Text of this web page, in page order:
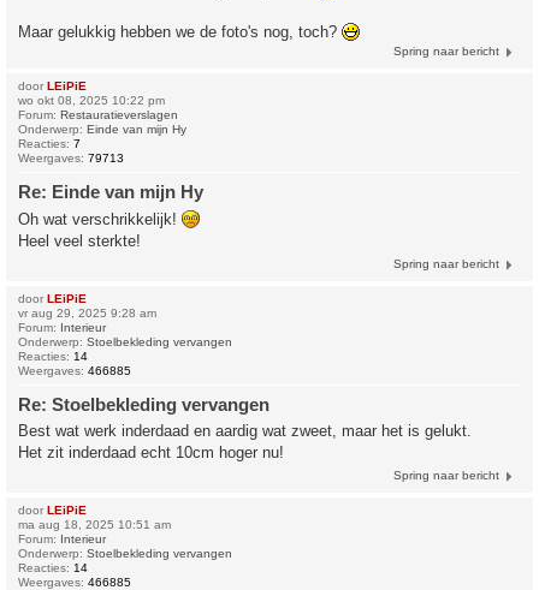
Maar gelukkig hebben we de foto's nog, toch?
Spring naar bericht
door LEiPiE
wo okt 08, 2025 10:22 pm
Forum: Restauratieverslagen
Onderwerp: Einde van mijn Hy
Reacties: 7
Weergaves: 79713
Re: Einde van mijn Hy
Oh wat verschrikkelijk!
Heel veel sterkte!
Spring naar bericht
door LEiPiE
vr aug 29, 2025 9:28 am
Forum: Interieur
Onderwerp: Stoelbekleding vervangen
Reacties: 14
Weergaves: 466885
Re: Stoelbekleding vervangen
Best wat werk inderdaad en aardig wat zweet, maar het is gelukt.
Het zit inderdaad echt 10cm hoger nu!
Spring naar bericht
door LEiPiE
ma aug 18, 2025 10:51 am
Forum: Interieur
Onderwerp: Stoelbekleding vervangen
Reacties: 14
Weergaves: 466885